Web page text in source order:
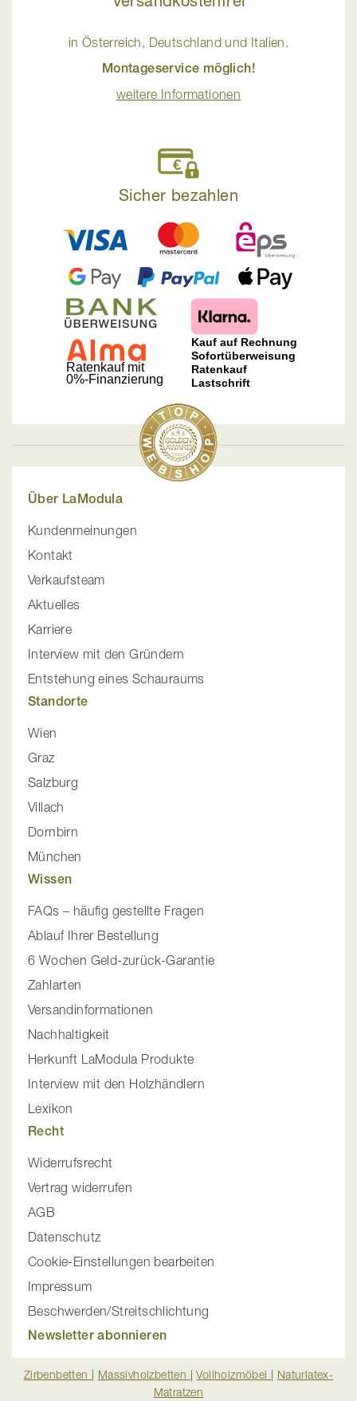
in Österreich, Deutschland und Italien.
Montageservice möglich!
weitere Informationen
Sicher bezahlen
Über LaModula
Kundenmeinungen
Kontakt
Verkaufsteam
Aktuelles
Karriere
Interview mit den Gründern
Entstehung eines Schauraums
Standorte
Wien
Graz
Salzburg
Villach
Dornbirn
München
Wissen
FAQs – häufig gestellte Fragen
Ablauf Ihrer Bestellung
6 Wochen Geld-zurück-Garantie
Zahlarten
Versandinformationen
Nachhaltigkeit
Herkunft LaModula Produkte
Interview mit den Holzhändlern
Lexikon
Recht
Widerrufsrecht
Vertrag widerrufen
AGB
Datenschutz
Cookie-Einstellungen bearbeiten
Impressum
Beschwerden/Streitschlichtung
Newsletter abonnieren
Zirbenbetten | Massivholzbetten |Vollholzmöbel | Naturlatex-
Matratzen